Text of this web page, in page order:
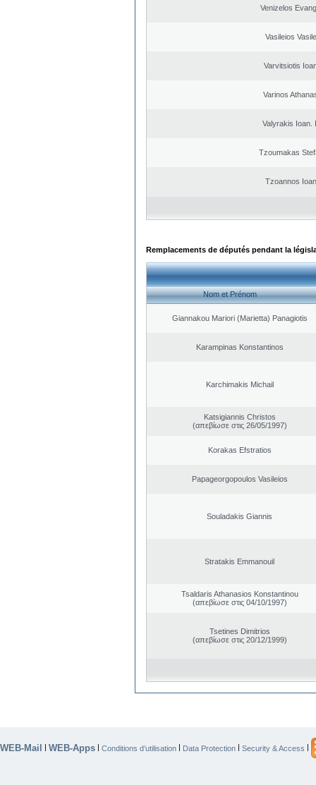
Venizelos
Vasileios
Varvitsiotis
Varinos
Valyrakis Ioan.
Tzoumakas
Tzoannos
Remplacements de députés pendant la
Nom et Prénom
Giannakou Mariori (Marietta) Panagiotis
Karampinas Konstantinos
Karchimakis Michail
Katsigiannis Christos
(απεβίωσε στις 26/05/1997)
Korakas Efstratios
Papageorgopoulos Vasileios
Souladakis Giannis
Stratakis Emmanouil
Tsaldaris Athanasios Konstantinou
(απεβίωσε στις 04/10/1997)
Tsetines Dimitrios
(απεβίωσε στις 20/12/1999)
WEB-Mail | WEB-Apps | Conditions d’utilisation | Data Protection | Security & Access |